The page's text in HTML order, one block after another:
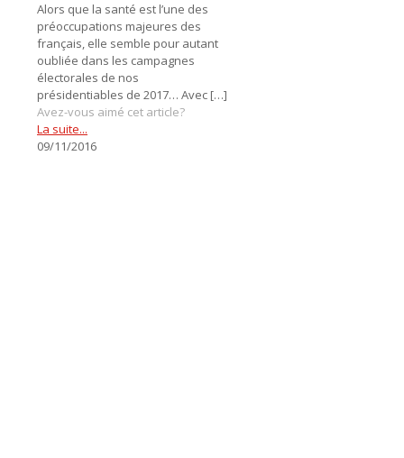
Alors que la santé est l’une des
préoccupations majeures des
français, elle semble pour autant
oubliée dans les campagnes
électorales de nos
présidentiables de 2017… Avec […]
Avez-vous aimé cet article?
La suite...
09/11/2016